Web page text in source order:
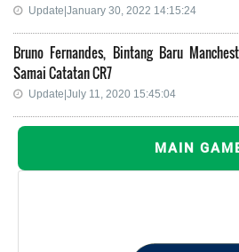
Update|January 30, 2022 14:15:24
Bruno Fernandes, Bintang Baru
Samai Catatan CR7
Update|July 11, 2020 15:45:04
MAIN